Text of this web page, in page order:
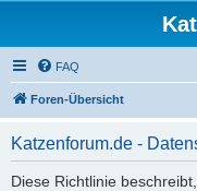
FAQ
Foren-Übersicht
Katzenforum.de -
Diese Richtlinie